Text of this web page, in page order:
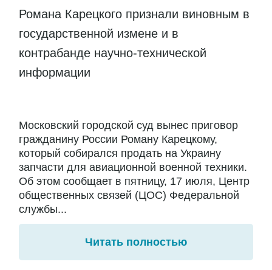
Романа Карецкого признали виновным в
государственной измене и в
контрабанде научно-технической
информации
Московский городской суд вынес приговор
гражданину России Роману Карецкому,
который собирался продать на Украину
запчасти для авиационной военной техники.
Об этом сообщает в пятницу, 17 июля, Центр
общественных связей (ЦОС) Федеральной
службы...
Читать полностью